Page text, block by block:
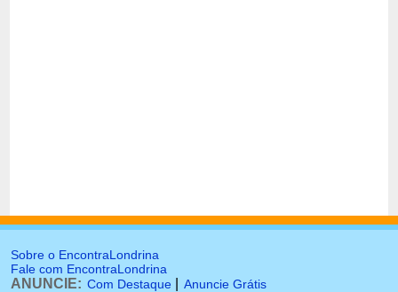
Sobre o EncontraLondrina
Fale com EncontraLondrina
ANUNCIE: Com Destaque Anuncie Grátis